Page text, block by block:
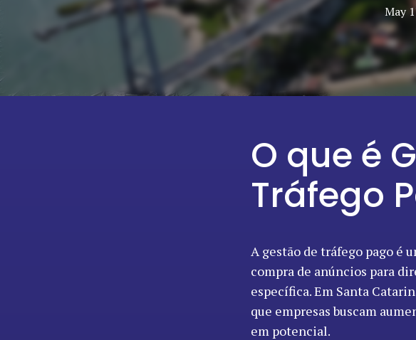
May
O que é
Tráfego
A gestão de tráfego pago é
compra de anúncios para
específica. Em Santa
que empresas buscam
em potencial.